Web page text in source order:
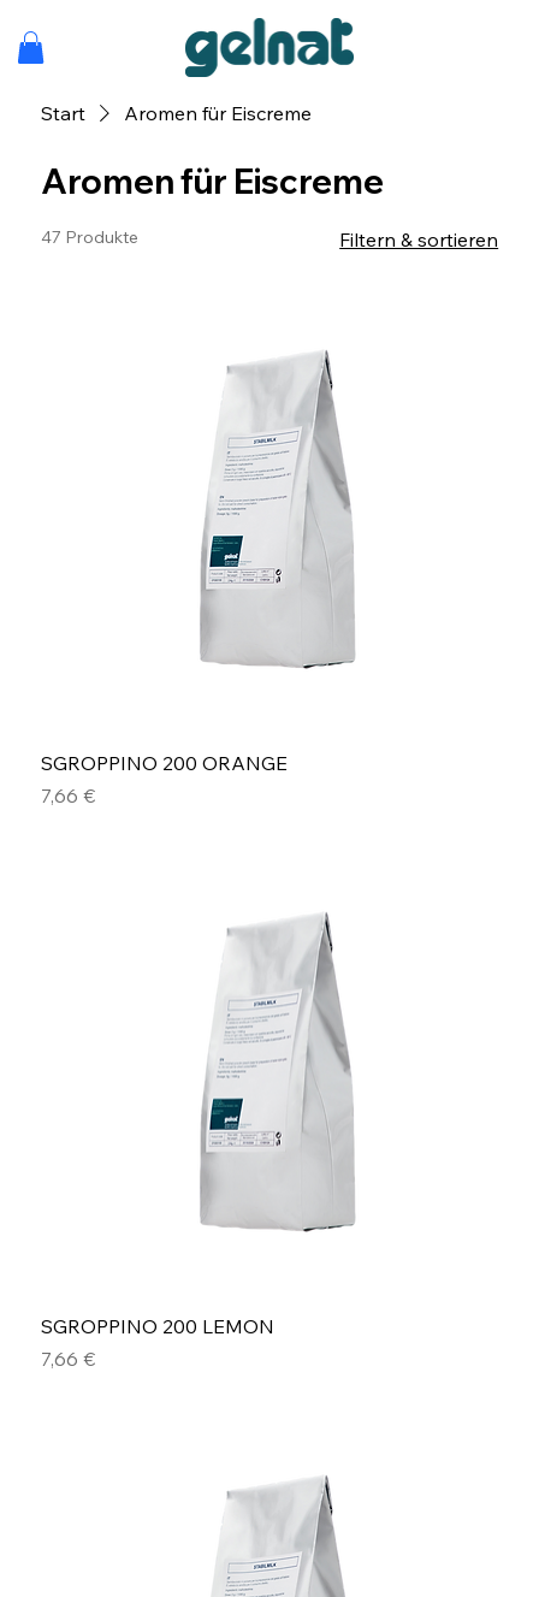
Start Aromen für Eiscreme
Aromen für Eiscreme
47 Produkte Filtern & sortieren
SGROPPINO 200 ORANGE
Preis
7,66 €
SGROPPINO 200 LEMON
Preis
7,66 €